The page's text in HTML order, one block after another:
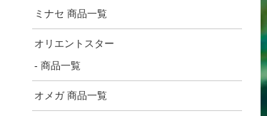
ミナセ 商品一覧
オリエントスター
- 商品一覧
オメガ 商品一覧